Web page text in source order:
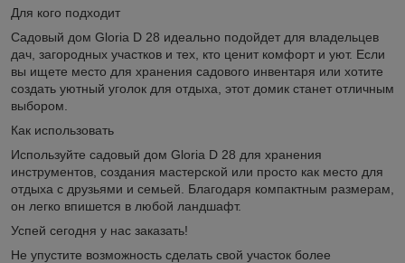
Для кого подходит
Садовый дом Gloria D 28 идеально подойдет для владельцев
дач, загородных участков и тех, кто ценит комфорт и уют. Если
вы ищете место для хранения садового инвентаря или хотите
создать уютный уголок для отдыха, этот домик станет отличным
выбором.
Как использовать
Используйте садовый дом Gloria D 28 для хранения
инструментов, создания мастерской или просто как место для
отдыха с друзьями и семьей. Благодаря компактным размерам,
он легко впишется в любой ландшафт.
Успей сегодня у нас заказать!
Не упустите возможность сделать свой участок более